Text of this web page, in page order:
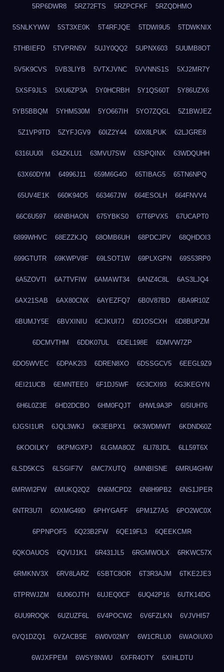
5RP6DWR8 5RZ72FTS 5RZPCFKF 5RZQDHMO
5SNLKYWW 5ST3XE0K 5T4RFJQE 5TDWI9U5 5TDWKNIX
5THBIEFD 5TVPRN5V 5UJY0QQ2 5UPNX603 5UUMB8OT
5V5K9CVS 5VB3LIYB 5VTXJVNC 5VVNNS1S 5XJ2MR7Y
5XSF9JLS 5XU6ZP3A 5Y0HCRBH 5Y1QS60T 5Y86UZX6
5YB5BBQM 5YHM530M 5YO667IH 5YO7ZQGL 5Z1BWJEZ
5Z1VP9TD 5ZYFJGV9 60IZ2Y44 60X8LPUK 62LJGRE8
6316UU0I 634ZKLU1 63MVU7SW 63SPQINX 63WDQUHH
63X60DYM 64996J11 659M6G4O 65TIBAG5 65TN6NPQ
65UV4E1K 660K94O5 663467JW 664ESOLH 664FNVV4
66C6U597 66NBHAON 675YBKS0 67T6PVX5 67UCAPT0
6899WHVC 68EZZKJQ 68OMB6UH 68PDCJPV 68QHDOI3
699GTUTR 69KWPV8F 69LSOT1W 69PLXGPN 69S53RP0
6A5ZOVTI 6A7TVFIW 6AMAWT34 6ANZ4C8L 6AS3LJQ4
6AX21SAB 6AX80CNX 6AYEZFQ7 6B0V87BD 6BA9R10Z
6BUMJY5E 6BVXINIU 6CJKUI7J 6D1OSCXH 6D8BUPZM
6DCMVTHM 6DDK07UL 6DEL198E 6DMVW7ZP
6DO5WVEC 6DPAK2I3 6DREN8XO 6DSSGCV5 6EEGL9Z9
6EI21UCB 6EMNTEE0 6F1DJ5WF 6G3CXI93 6G3KEGYN
6H6L0Z3E 6HD2DCBO 6HM0FQJT 6HWL9A3P 6I5IUH76
6JGSI1UR 6JQL3WKJ 6K3EBPX1 6K3WDMWT 6KDND60Z
6KOOILKY 6KPMGXPJ 6LGMA8OZ 6LI78JDL 6LL59T6X
6LSD5KCS 6LSGIF7V 6MC7XUTQ 6MNBISNE 6MRU4GHW
6MRWI2FW 6MUKQ2Q2 6N6MCPD2 6N8H9PB2 6NS1JPER
6NTR3U7I 6OXMG49D 6PHYGAFF 6PM1Z7A5 6PO2WC0X
6PPNPOF5 6Q23B2FW 6QE19FL3 6QEEKCMR
6QKOAUOS 6QVIJ1K1 6R431JL5 6RGMWOLX 6RKWC57X
6RMKNV3X 6RV8LARZ 6SBTC8OR 6T3R3AJM 6TKE2JE3
6TPRWJZM 6U06OJTH 6UJEQ0CF 6UQ42P16 6UTK14DG
6UU9ROQK 6UZUZF6L 6V4POCW2 6V6FZLKN 6VJVHI57
6VQ1DZQ1 6VZACB5E 6W0V02MY 6W1CRLU0 6WAOIUX0
6WJXFPEM 6WSY8NWU 6XFR4OTY 6XIHLDTU